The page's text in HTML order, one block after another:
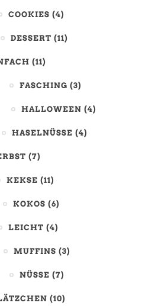
COOKIES (4)
DESSERT (11)
(11)
FASCHING (3)
HALLOWEEN (4)
HASELNÜSSE (4)
(7)
KEKSE (11)
KOKOS (6)
LEICHT (4)
MUFFINS (3)
NÜSSE (7)
(10)